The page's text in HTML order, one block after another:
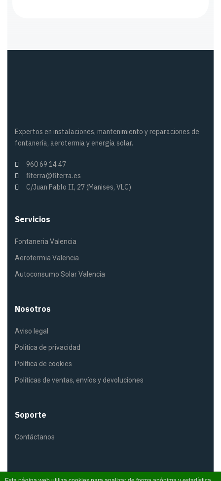
Expertos en instalaciones, mantenimiento y reparaciones de
fontanería, aerotermia y energía solar.
960 69 14 47
fiterra@fiterra.es
C/Juan Pablo II, 27 (Manises, VLC)
Servicios
Fontaneria Valencia
Aerotermia Valencia
Autoconsumo Solar Valencia
Nosotros
Aviso legal
Politica de privacidad
Política de cookies
Políticas de ventas, envíos y devoluciones
Soporte
Contáctanos